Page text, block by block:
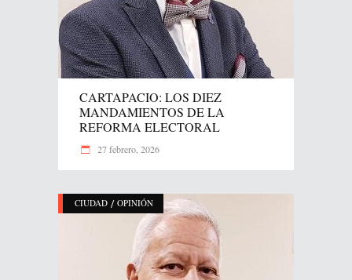
CARTAPACIO: LOS DIEZ
MANDAMIENTOS DE LA
REFORMA ELECTORAL
27 febrero, 2026
CIUDAD / OPINIÓN